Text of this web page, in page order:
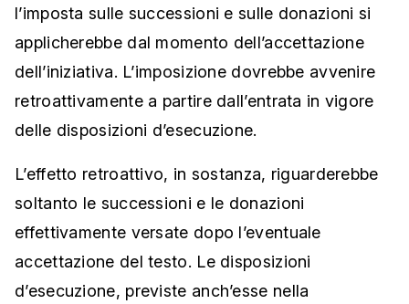
l’imposta sulle successioni e sulle donazioni si
applicherebbe dal momento dell’accettazione
dell’iniziativa. L’imposizione dovrebbe avvenire
retroattivamente a partire dall’entrata in vigore
delle disposizioni d’esecuzione.
L’effetto retroattivo, in sostanza, riguarderebbe
soltanto le successioni e le donazioni
effettivamente versate dopo l’eventuale
accettazione del testo. Le disposizioni
d’esecuzione, previste anch’esse nella